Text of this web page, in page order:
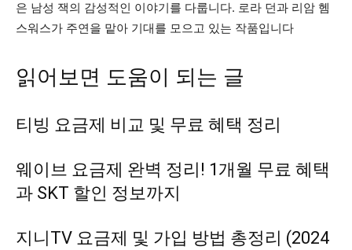
은 남성 잭의 감성적인 이야기를 다룹니다. 로라 던과 리암 헴
스워스가 주연을 맡아 기대를 모으고 있는 작품입니다
읽어보면 도움이 되는 글
티빙 요금제 비교 및 무료 혜택 정리
웨이브 요금제 완벽 정리! 1개월 무료 혜택
과 SKT 할인 정보까지
지니TV 요금제 및 가입 방법 총정리 (2024